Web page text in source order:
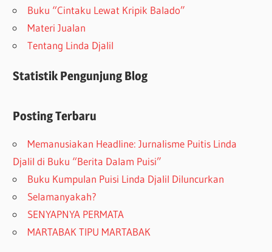
Buku “Cintaku Lewat Kripik Balado”
Materi Jualan
Tentang Linda Djalil
Statistik Pengunjung Blog
Posting Terbaru
Memanusiakan Headline: Jurnalisme Puitis Linda
Djalil di Buku “Berita Dalam Puisi”
Buku Kumpulan Puisi Linda Djalil Diluncurkan
Selamanyakah?
SENYAPNYA PERMATA
MARTABAK TIPU MARTABAK